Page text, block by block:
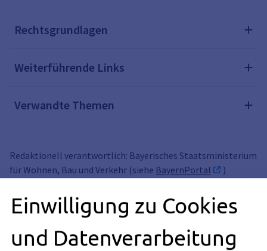
Rechtsgrundlagen
Weiterführende Links
Verwandte Themen
Redaktionell verantwortlich: Bayerisches Staatsministerium
für Wohnen, Bau und Verkehr (siehe BayernPortal )
Kfz-Zulassung
Einwilligung zu Cookies
und Datenverarbeitung